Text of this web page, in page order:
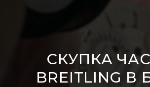
СКУПКА
BREITLING В